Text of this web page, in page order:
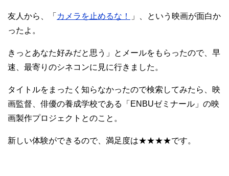
友人から、「 カメラを止めるな！
」、という映画が面白か
ったよ。
きっとあなた好みだと思う」とメールをもらったので、早
速、最寄りのシネコンに見に行きました。
タイトルをまったく知らなかったので検索してみたら、映
画監督、俳優の養成学校である「ENBUゼミナール」の映
画製作プロジェクトとのこと。
新しい体験ができるので、満足度は★★★★です。